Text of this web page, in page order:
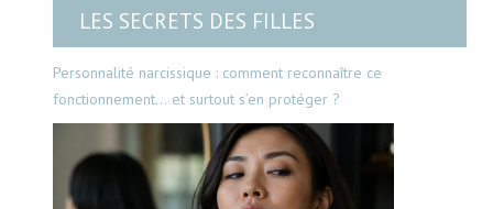
LES SECRETS DES FILLES
Personnalité narcissique : comment reconnaître ce
fonctionnement… et surtout s’en protéger ?